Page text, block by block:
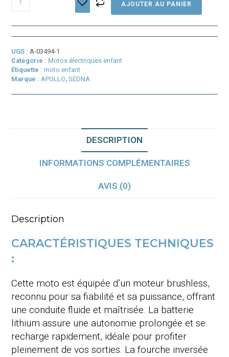
Attack
1200
AJOUTER AU PANIER
UGS :A-03494-1
Catégorie :Motos électriques enfant
Étiquette :moto enfant
Marque :APOLLO,SEDNA
DESCRIPTION
INFORMATIONS COMPLÉMENTAIRES
AVIS (0)
Description
CARACTÉRISTIQUES TECHNIQUES
:
Cette moto est équipée d’un moteur brushless,
reconnu pour sa fiabilité et sa puissance, offrant
une conduite fluide et maîtrisée. La batterie
lithium assure une autonomie prolongée et se
recharge rapidement, idéale pour profiter
pleinement de vos sorties. La fourche inversée